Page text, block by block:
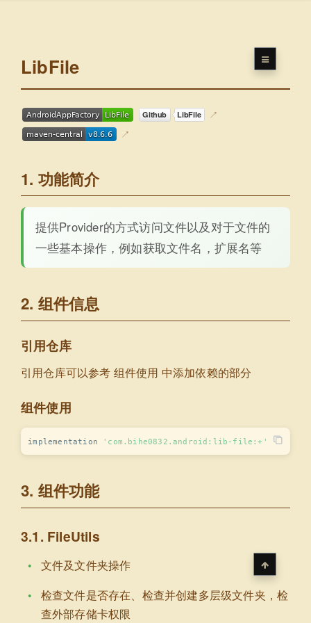
LibFile
1. 功能简介
提供Provider的方式访问文件以及对于文件的
一些基本操作，例如获取文件名，扩展名等
2. 组件信息
引用仓库
引用仓库可以参考 组件使用 中添加依赖的部分
组件使用
implementation 'com.bihe0832.android:lib-file:+'
3. 组件功能
3.1. FileUtils
文件及文件夹操作
检查文件是否存在、检查并创建多层级文件夹，检
查外部存储卡权限